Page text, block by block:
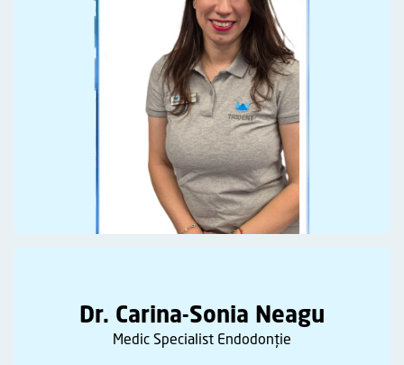
Dr. Carina-Sonia Neagu
Medic Specialist Endodonție